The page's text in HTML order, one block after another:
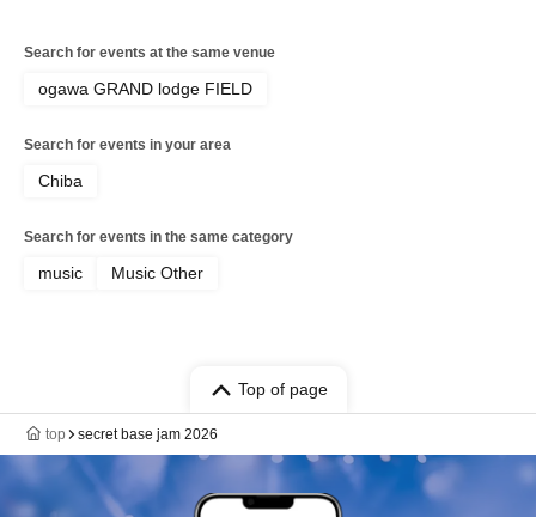
負いかねます。
・貴重品は車内に放置せず、各自で管理をお願いいたしま
・イベント開催中の車両の出入りは制限させていただく場
・再入場の可否については事前にご確認ください。
確認ください。
■ Other
ざいます。
Please follow the instructions of the staff on the day of the
Search for events at the same venue
ogawa GRAND lodge FIELD
Search for events in your area
Chiba
Search for events in the same category
music Music Other
Top of page
top secret base jam 2026